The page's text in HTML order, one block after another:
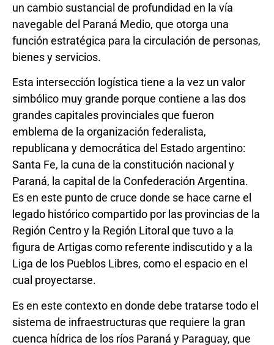
un cambio sustancial de profundidad en la vía
navegable del Paraná Medio, que otorga una
función estratégica para la circulación de personas,
bienes y servicios.
Esta intersección logística tiene a la vez un valor
simbólico muy grande porque contiene a las dos
grandes capitales provinciales que fueron
emblema de la organización federalista,
republicana y democrática del Estado argentino:
Santa Fe, la cuna de la constitución nacional y
Paraná, la capital de la Confederación Argentina.
Es en este punto de cruce donde se hace carne el
legado histórico compartido por las provincias de la
Región Centro y la Región Litoral que tuvo a la
figura de Artigas como referente indiscutido y a la
Liga de los Pueblos Libres, como el espacio en el
cual proyectarse.
Es en este contexto en donde debe tratarse todo el
sistema de infraestructuras que requiere la gran
cuenca hídrica de los ríos Paraná y Paraguay, que